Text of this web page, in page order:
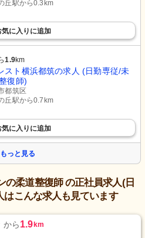
丘駅から0.3km
気に入り に追加
1.9km
スト横浜都筑の求人 (日勤専従/未
復師)
都筑区
丘駅から0.7km
気に入り に追加
もっと見る
の柔道整復師 の正社員求人(日
はこんな求人も見ています
から1.9km